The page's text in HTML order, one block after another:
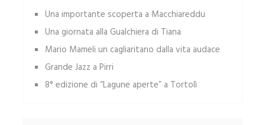
Una importante scoperta a Macchiareddu
Una giornata alla Gualchiera di Tiana
Mario Mameli un cagliaritano dalla vita audace
Grande Jazz a Pirri
8° edizione di “Lagune aperte” a Tortolì